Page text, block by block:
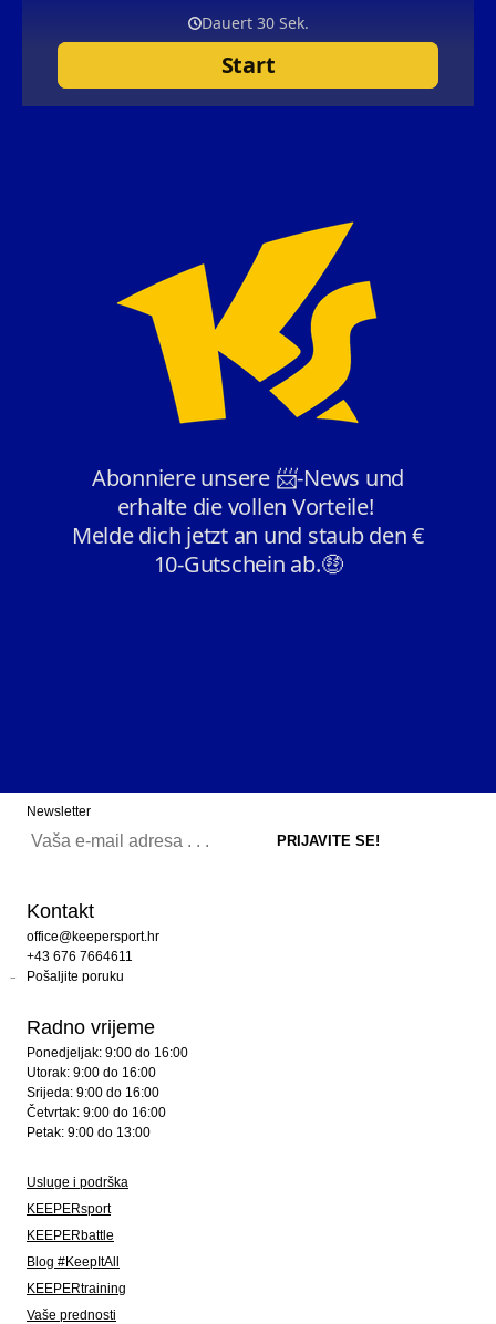
Newsletter
Kontakt
office@keepersport.hr
+43 676 7664611
Pošaljite poruku
Radno vrijeme
Ponedjeljak: 9:00 do 16:00
Utorak: 9:00 do 16:00
Srijeda: 9:00 do 16:00
Četvrtak: 9:00 do 16:00
Petak: 9:00 do 13:00
Usluge i podrška
KEEPERsport
KEEPERbattle
Blog #KeepItAll
KEEPERtraining
Vaše prednosti